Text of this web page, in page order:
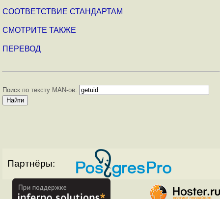
СООТВЕТСТВИЕ СТАНДАРТАМ
СМОТРИТЕ ТАКЖЕ
ПЕРЕВОД
Поиск по тексту MAN-ов:
Партнёры: